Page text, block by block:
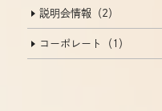
説明会情報（2）
コーポレート（1）